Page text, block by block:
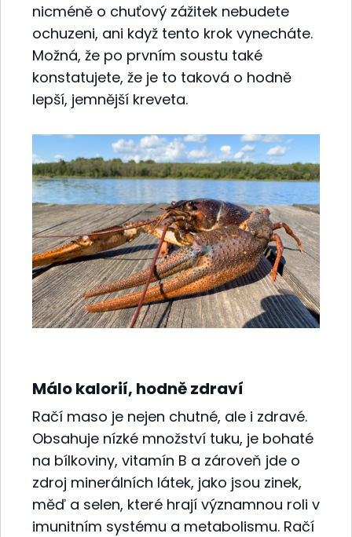
nicméně o chuťový zážitek nebudete
ochuzeni, ani když tento krok vynecháte.
Možná, že po prvním soustu také
konstatujete, že je to taková o hodně
lepší, jemnější kreveta.
Málo kalorií, hodně zdraví
Račí maso je nejen chutné, ale i zdravé.
Obsahuje nízké množství tuku, je bohaté
na bílkoviny, vitamín B a zároveň jde o
zdroj minerálních látek, jako jsou zinek,
měď a selen, které hrají významnou roli v
imunitním systému a metabolismu. Račí